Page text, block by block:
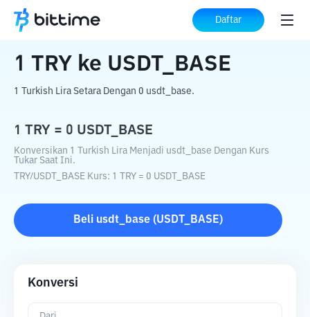
Daftar
Beranda Konverter Kripto ke USDT_BASE
1 TRY ke USDT_BASE
1 Turkish Lira Setara Dengan 0 usdt_base.
1 TRY = 0 USDT_BASE
Konversikan 1 Turkish Lira Menjadi usdt_base Dengan Kurs
Tukar Saat Ini.
TRY/USDT_BASE Kurs: 1 TRY = 0 USDT_BASE
Beli usdt_base (USDT_BASE)
Konversi